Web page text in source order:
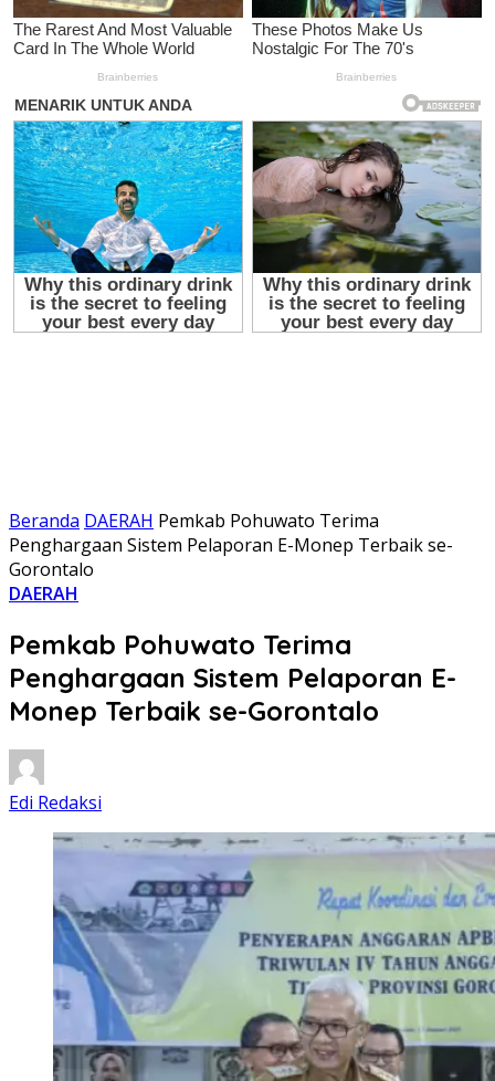
Beranda DAERAH Pemkab Pohuwato Terima
Penghargaan Sistem Pelaporan E-Monep Terbaik se-
Gorontalo
DAERAH
Pemkab Pohuwato Terima
Penghargaan Sistem Pelaporan E-
Monep Terbaik se-Gorontalo
Edi Redaksi